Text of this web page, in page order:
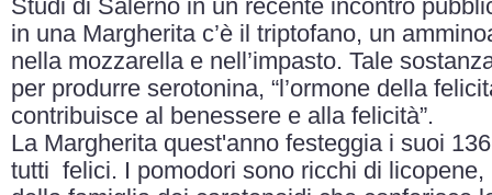
Studi di Salerno in un recente incontro
in una Margherita c’è il triptofano, un
nella mozzarella e nell’impasto. Tale
per produrre serotonina, “l’ormone della
contribuisce al benessere e alla felicità”.
La Margherita quest'anno festeggia i suoi
tutti felici. I pomodori sono ricchi di